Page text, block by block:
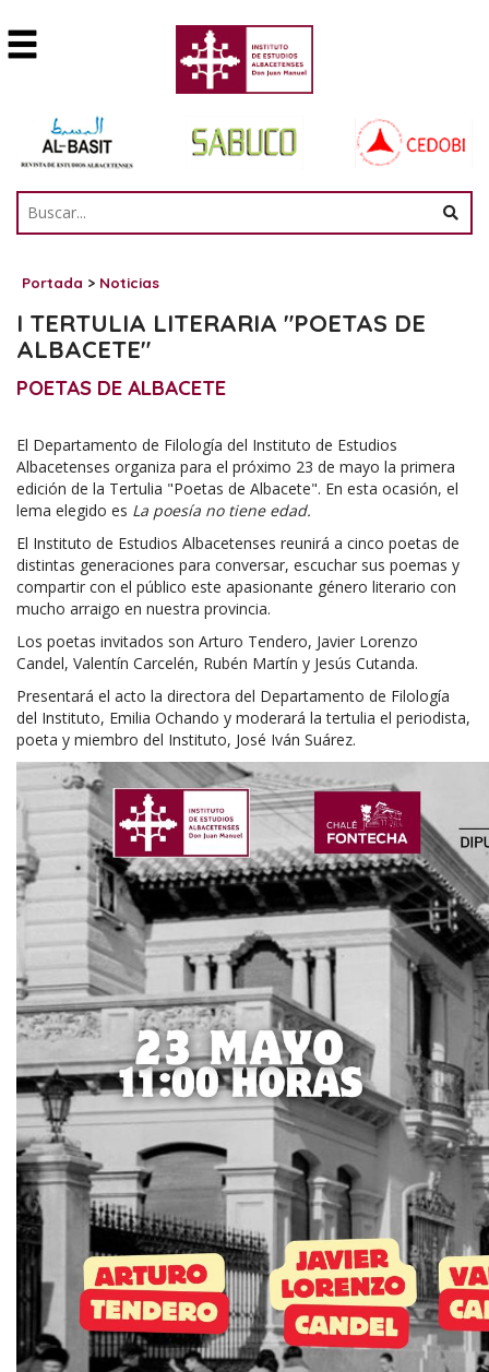
Portada > Noticias
I TERTULIA LITERARIA "POETAS DE
ALBACETE"
POETAS DE ALBACETE
El Departamento de Filología del Instituto de Estudios
Albacetenses organiza para el próximo 23 de mayo la primera
edición de la Tertulia "Poetas de Albacete". En esta ocasión, el
lema elegido es La poesía no tiene edad.
El Instituto de Estudios Albacetenses reunirá a cinco poetas de
distintas generaciones para conversar, escuchar sus poemas y
compartir con el público este apasionante género literario con
mucho arraigo en nuestra provincia.
Los poetas invitados son Arturo Tendero, Javier Lorenzo
Candel, Valentín Carcelén, Rubén Martín y Jesús Cutanda.
Presentará el acto la directora del Departamento de Filología
del Instituto, Emilia Ochando y moderará la tertulia el periodista,
poeta y miembro del Instituto, José Iván Suárez.